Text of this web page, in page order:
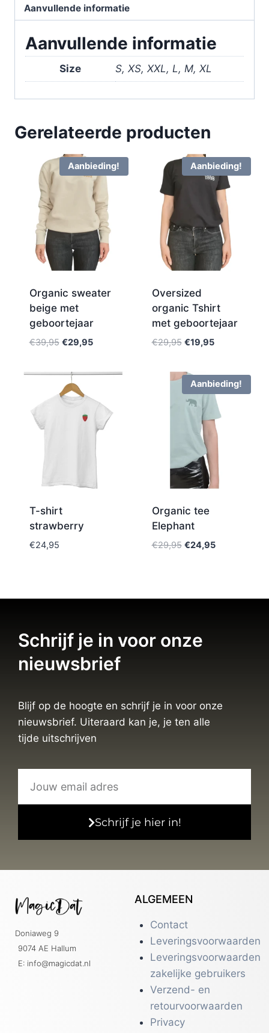
Aanvullende informatie
Aanvullende informatie
Size S, XS, XXL, L, M, XL
Gerelateerde producten
Aanbieding!
Organic sweater
beige met
geboortejaar
€39,95 €29,95
Aanbieding!
Oversized
organic Tshirt
met geboortejaar
€29,95 €19,95
T-shirt
strawberry
€24,95
Aanbieding!
Organic tee
Elephant
€29,95 €24,95
Schrijf je in voor onze
nieuwsbrief
Blijf op de hoogte en schrijf je in voor onze
nieuwsbrief. Uiteraard kan je, je ten alle
tijde uitschrijven
Schrijf je hier in!
Doniaweg 9
9074 AE Hallum
E: info@magicdat.nl
ALGEMEEN
Contact
Leveringsvoorwaarden
Leveringsvoorwaarden
zakelijke gebruikers
Verzend- en
retourvoorwaarden
Privacy